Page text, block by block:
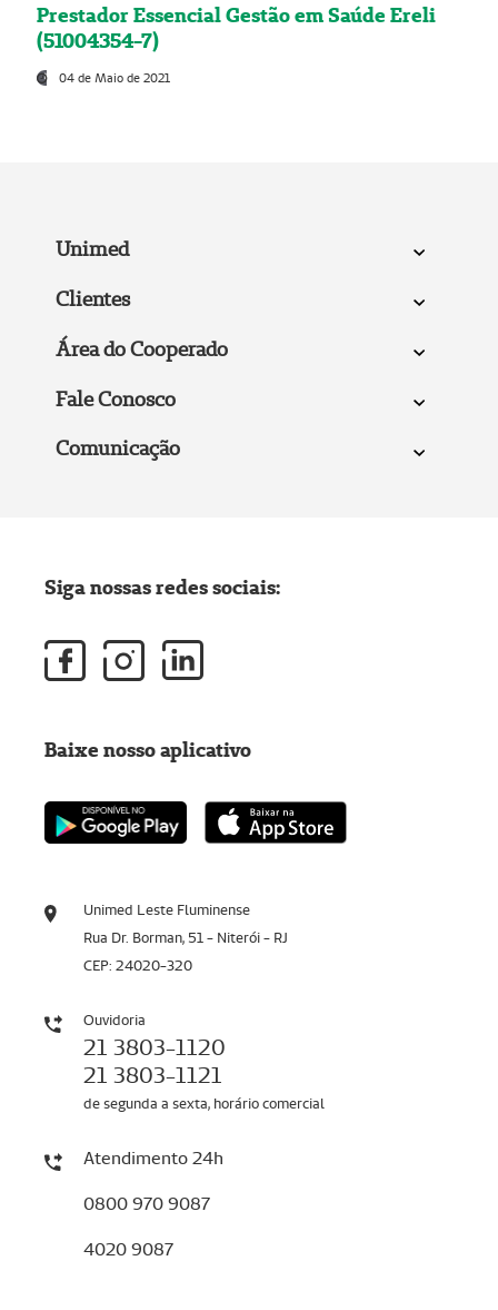
Prestador Essencial Gestão em Saúde Ereli
(51004354-7)
04 de Maio de 2021
Unimed
Clientes
Área do Cooperado
Fale Conosco
Comunicação
Unimed Leste Fluminense
Rua Dr. Borman, 51 - Niterói - RJ
CEP: 24020-320
Ouvidoria
21 3803-1120
21 3803-1121
de segunda a sexta, horário comercial
Atendimento 24h
0800 970 9087
4020 9087
Siga nossas redes sociais:
Baixe nosso aplicativo